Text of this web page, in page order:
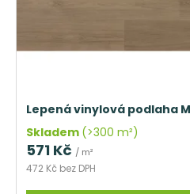
Lepená vinylová podlaha
Skladem (>300 m²)
472 Kč bez DPH
571 Kč / m²